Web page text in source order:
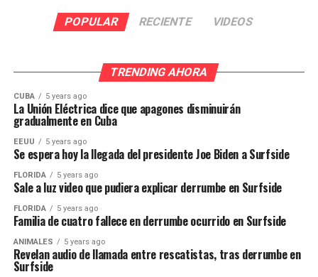
POPULAR RECIENTE VIDEOS
TRENDING AHORA
CUBA 5 years ago
La Unión Eléctrica dice que apagones disminuirán
gradualmente en Cuba
EEUU 5 years ago
Se espera hoy la llegada del presidente Joe Biden a Surfside
FLORIDA 5 years ago
Sale a luz video que pudiera explicar derrumbe en Surfside
FLORIDA 5 years ago
Familia de cuatro fallece en derrumbe ocurrido en Surfside
ANIMALES 5 years ago
Revelan audio de llamada entre rescatistas, tras derrumbe en
Surfside